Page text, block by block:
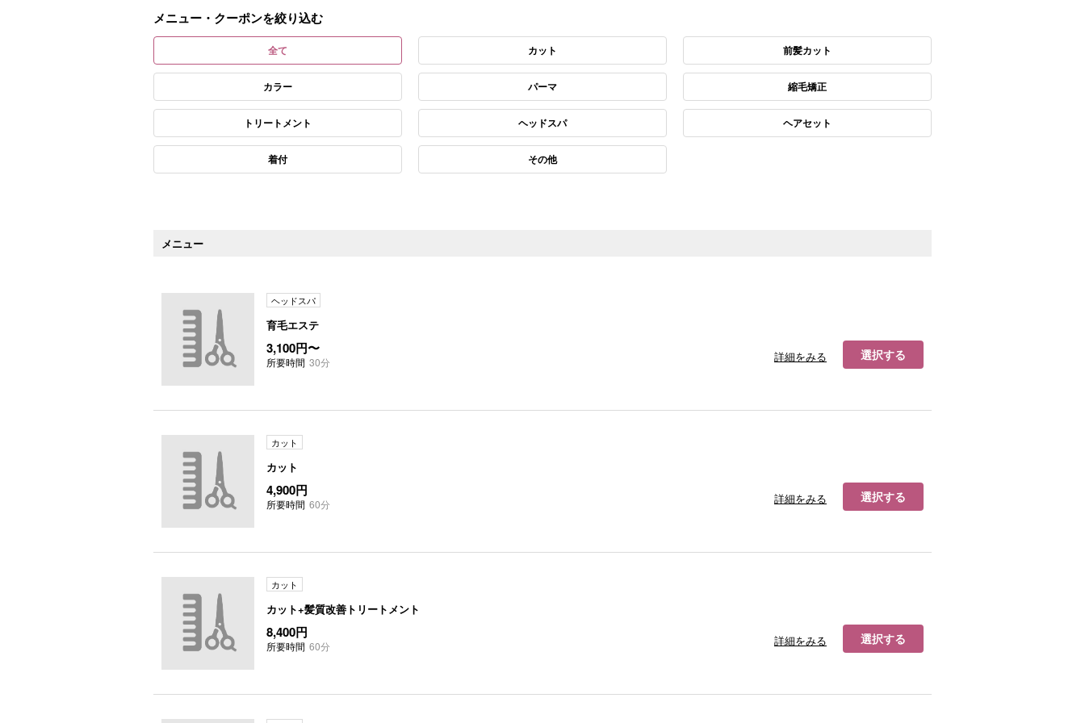
メニュー・クーポンを絞り込む
全て カット 前髪カット
カラー パーマ 縮毛矯正
トリートメント ヘッドスパ ヘアセット
着付 その他
メニュー
ヘッドスパ
育毛エステ
3,100円〜
所要時間 30分 詳細をみる 選択する
カット
カット
4,900円
所要時間 60分 詳細をみる 選択する
カット
カット+髪質改善トリートメント
8,400円
所要時間 60分 詳細をみる 選択する